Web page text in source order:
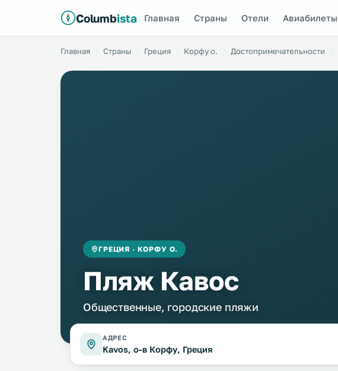
Columbista Главная Страны Отели Авиабилеты
Главная Страны Греция Корфу о. Достопримечательности
ГРЕЦИЯ · КОРФУ О.
Пляж Кавос
Общественные, городские пляжи
АДРЕС
Kavos, о-в Корфу, Греция